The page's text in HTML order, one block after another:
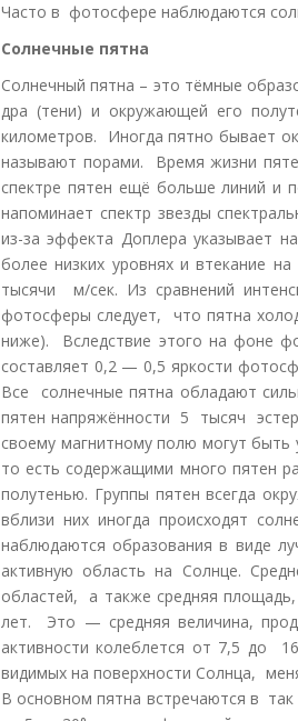
Часто в фотосфере наблюдаются
Солнечные пятна
Солнечный пятна – это тёмные
дра (тени) и окружающей его
километров. Иногда пятно бывает
называют порами. Время жизни
спектре пятен ещё больше линий и
напоминает спектр звезды
из-за эффекта Доплера указывает
более низких уровнях и втекание
тысячи м/сек. Из сравнений
фотосферы следует, что пятна
ниже). Вследствие этого на фоне
составляет 0,2 — 0,5 яркости
Все солнечные пятна обладают
пятен напряжённости 5 тысяч
своему магнитному полю могут
то есть содержащими много пятен
полутенью. Группы пятен всегда
вблизи них иногда происходят
наблюдаются образования в виде
активную область на Солнце.
областей, а также средняя
лет. Это — средняя величина,
активности колеблется от 7,5 до
видимых на поверхности Солнца,
В основном пятна встречаются в